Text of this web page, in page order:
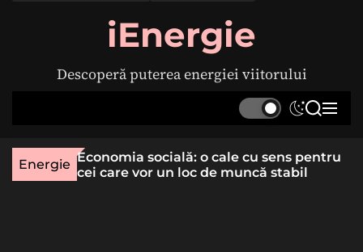
iEnergie
Descoperă puterea energiei viitorului
S
t
c
S
r
M
u
Energie
rară
Economia socială: o cale cu sens pentru
cei care vor un loc de muncă stabil